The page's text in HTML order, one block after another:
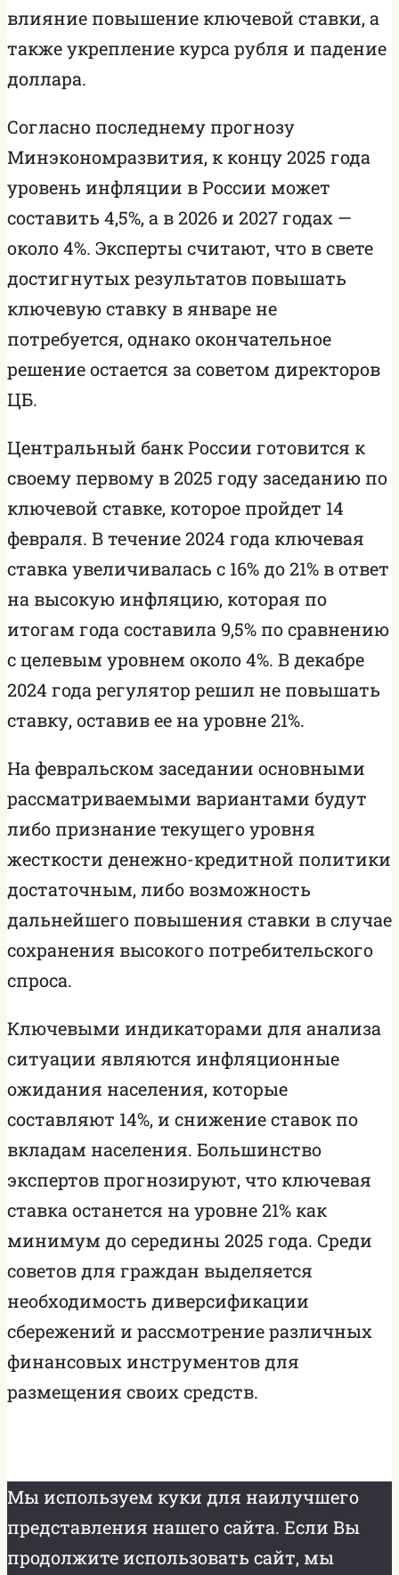
влияние повышение ключевой ставки, а
также укрепление курса рубля и падение
доллара.
Согласно последнему прогнозу
Минэкономразвития, к концу 2025 года
уровень инфляции в России может
составить 4,5%, а в 2026 и 2027 годах —
около 4%. Эксперты считают, что в свете
достигнутых результатов повышать
ключевую ставку в январе не
потребуется, однако окончательное
решение остается за советом директоров
ЦБ.
Центральный банк России готовится к
своему первому в 2025 году заседанию по
ключевой ставке, которое пройдет 14
февраля. В течение 2024 года ключевая
ставка увеличивалась с 16% до 21% в ответ
на высокую инфляцию, которая по
итогам года составила 9,5% по сравнению
с целевым уровнем около 4%. В декабре
2024 года регулятор решил не повышать
ставку, оставив ее на уровне 21%.
На февральском заседании основными
рассматриваемыми вариантами будут
либо признание текущего уровня
жесткости денежно-кредитной политики
достаточным, либо возможность
дальнейшего повышения ставки в случае
сохранения высокого потребительского
спроса.
Ключевыми индикаторами для анализа
ситуации являются инфляционные
ожидания населения, которые
составляют 14%, и снижение ставок по
вкладам населения. Большинство
экспертов прогнозируют, что ключевая
ставка останется на уровне 21% как
минимум до середины 2025 года. Среди
советов для граждан выделяется
необходимость диверсификации
сбережений и рассмотрение различных
финансовых инструментов для
размещения своих средств.
Мы используем куки для наилучшего
представления нашего сайта. Если Вы
продолжите использовать сайт, мы